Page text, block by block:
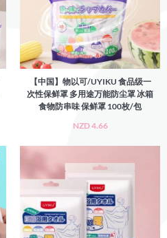
【中国】物以可/UYIKU 食品级一
次性保鲜罩 多用途万能防尘罩 冰箱
食物防串味 保鲜罩 100枚/包
NZD 4.66